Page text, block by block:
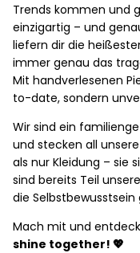
Trends kommen und
einzigartig – und
liefern dir die
immer genau das
Mit handverlesenen
to-date, sondern
Wir sind ein
und stecken all
als nur Kleidung – sie
sind bereits Teil
die
Mach mit und
shine together! 💖